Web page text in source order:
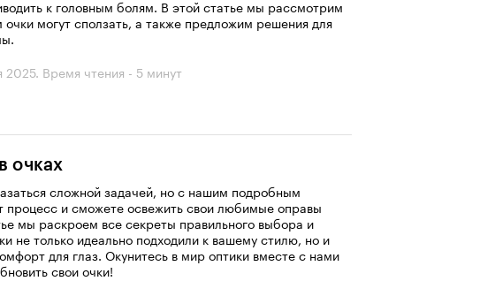
к головным болям. В этой статье мы рассмотрим
могут сползать, а также предложим решения для
2025. Время чтения - 5 минут
очках
сложной задачей, но с нашим подробным
процесс и сможете освежить свои любимые оправы
мы раскроем все секреты правильного выбора и
не только идеально подходили к вашему стилю, но и
для глаз. Окунитесь в мир оптики вместе с нами
свои очки!